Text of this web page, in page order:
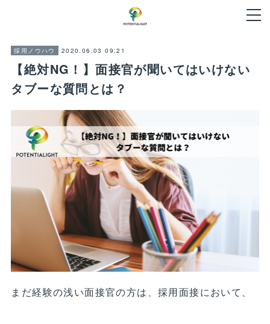
採用ノウハウ 2020.06.03 09:21
【絶対NG！】面接官が聞いてはいけない
タブーな質問とは？
まだ経験の浅い面接官の方は、採用面接において、